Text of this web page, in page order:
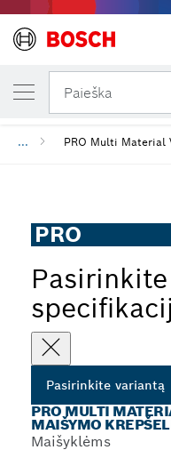
Paieška
... PRO Multi Material
PRO
Pasirinkite variantą
PRO MULTI
MAIŠYMO
Maišyklėms
JŪSŲ PASIRINKTAS VARIANTAS
PRO Multi